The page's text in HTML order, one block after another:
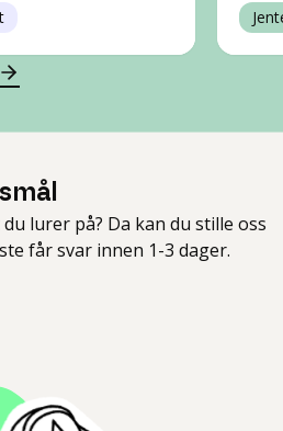
lurer på? Da kan du stille oss
får svar innen 1-3 dager.